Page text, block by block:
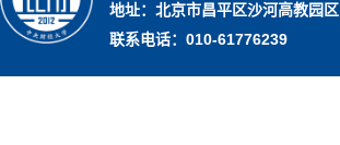
地址：北京市昌平区沙河高教园区
联系电话：010-61776239